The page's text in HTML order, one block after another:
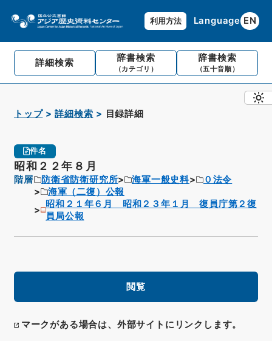
利用方法 Language EN
詳細検索 辞書検索
（カテゴリ）
辞書検索
（五十音順）
トップ 詳細検索 目録詳細
件名
昭和２２年８月
階層 防衛省防衛研究所 海軍一般史料
０法令
海軍（二復）公報
昭和２１年６月 昭和２３年１月 復員庁第２復
員局公報
閲覧
マークがある場合は、外部サイトにリンクします。